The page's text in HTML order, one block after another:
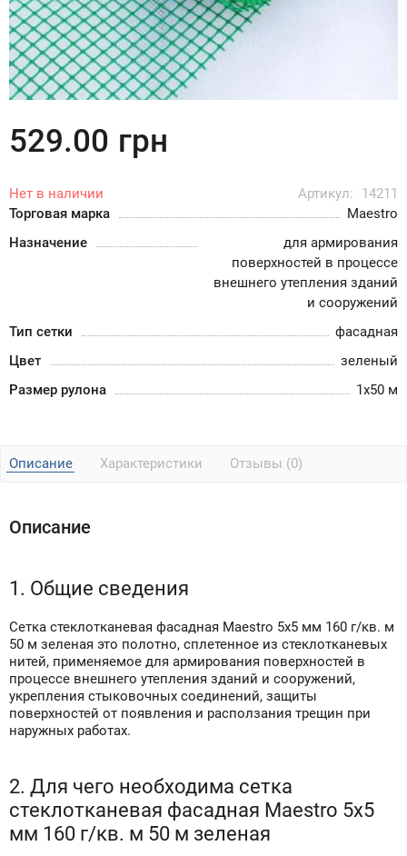
Нет в наличии Артикул:
14211
Торговая марка
Maestro
Назначение
для армирования
поверхностей в процессе
внешнего утепления зданий
и сооружений
Тип сетки
фасадная
Цвет
зеленый
Размер рулона
1х50 м
529.00 грн
Описание Характеристики Отзывы (0)
Описание
1. Общие сведения
Сетка стеклотканевая фасадная Maestro 5х5 мм 160 г/кв. м
50 м зеленая это полотно, сплетенное из стеклотканевых
нитей, применяемое для армирования поверхностей в
процессе внешнего утепления зданий и сооружений,
укрепления стыковочных соединений, защиты
поверхностей от появления и расползания трещин при
наружных работах.
2. Для чего необходима сетка
стеклотканевая фасадная Maestro 5х5
мм 160 г/кв. м 50 м зеленая